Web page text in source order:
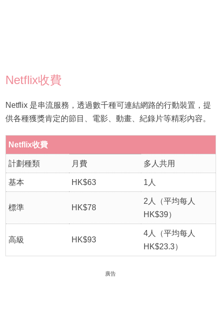
Netflix收費
Netflix 是串流服務，透過數千種可連結網路的行動裝置，提
供各種獲獎肯定的節目、電影、動畫、紀錄片等精彩內容。
Netflix收費
計劃種類 月費 多人共用
基本 HK$63 1人
標準 HK$78
2人（平均每人
HK$39）
高級 HK$93
4人（平均每人
HK$23.3）
廣告